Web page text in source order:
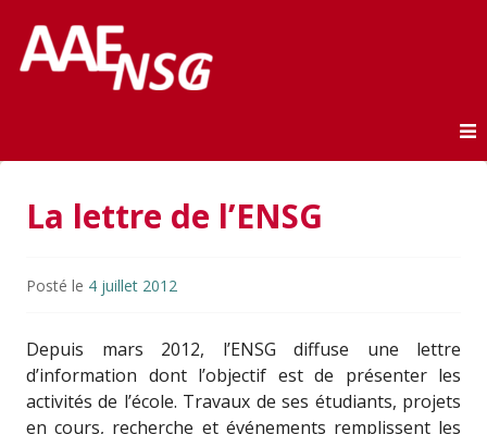
AAE-ENSG
La lettre de l’ENSG
Posté le 4 juillet 2012
Depuis mars 2012, l’ENSG diffuse une lettre
d’information dont l’objectif est de présenter les
activités de l’école. Travaux de ses étudiants, projets
en cours, recherche et événements remplissent les